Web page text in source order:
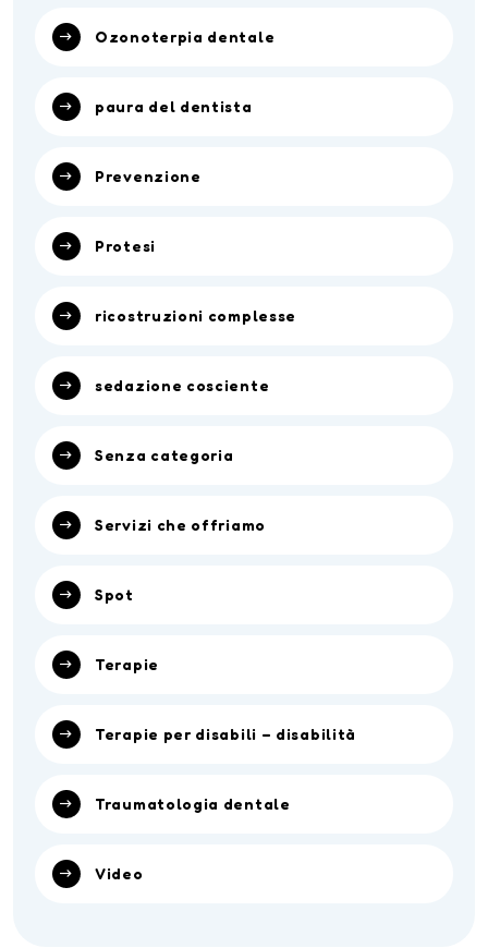
Ozonoterpia dentale
paura del dentista
Prevenzione
Protesi
ricostruzioni complesse
sedazione cosciente
Senza categoria
Servizi che offriamo
Spot
Terapie
Terapie per disabili – disabilità
Traumatologia dentale
Video